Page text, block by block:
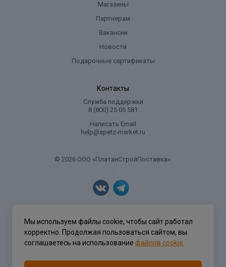
Магазины
Партнерам
Вакансии
Новости
Подарочные сертификаты
Контакты
Служба поддержки
8 (800) 25 05 581
Написать Email
help@spetz-market.ru
© 2026 ООО «ПлатанСтройПоставка».
.
Политика конфиденциальности
Мы используем файлы cookie, чтобы сайт работал
корректно. Продолжая пользоваться сайтом, вы
соглашаетесь на использование файлов cookie